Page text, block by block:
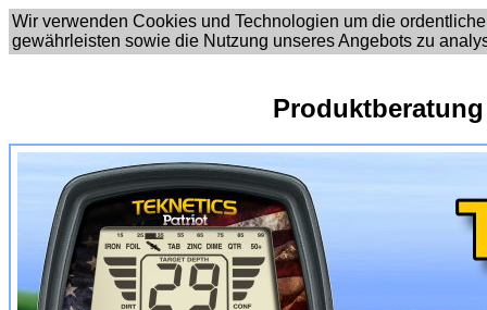
Wir verwenden Cookies und Technologien um die
gewährleisten sowie die Nutzung unseres Angebots zu